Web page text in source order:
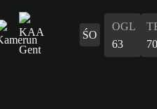
ŚO
OGL
63
70